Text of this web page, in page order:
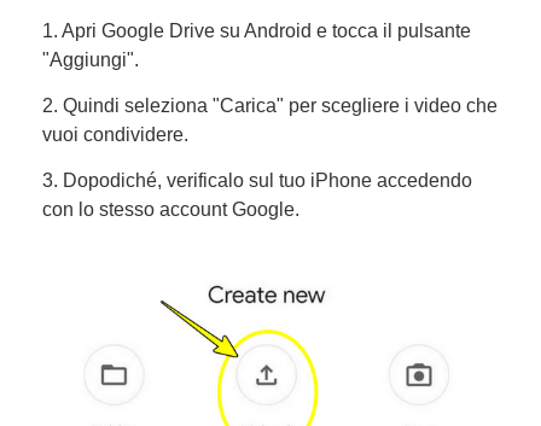
1. Apri Google Drive su Android e tocca il pulsante
"Aggiungi".
2. Quindi seleziona "Carica" per scegliere i video che
vuoi condividere.
3. Dopodiché, verificalo sul tuo iPhone accedendo
con lo stesso account Google.